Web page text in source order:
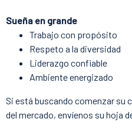
Sueña en grande
Trabajo con propósito
Respeto a la diversidad
Liderazgo confiable
Ambiente energizado
Si está buscando comenzar su
del mercado, envíenos su hoja